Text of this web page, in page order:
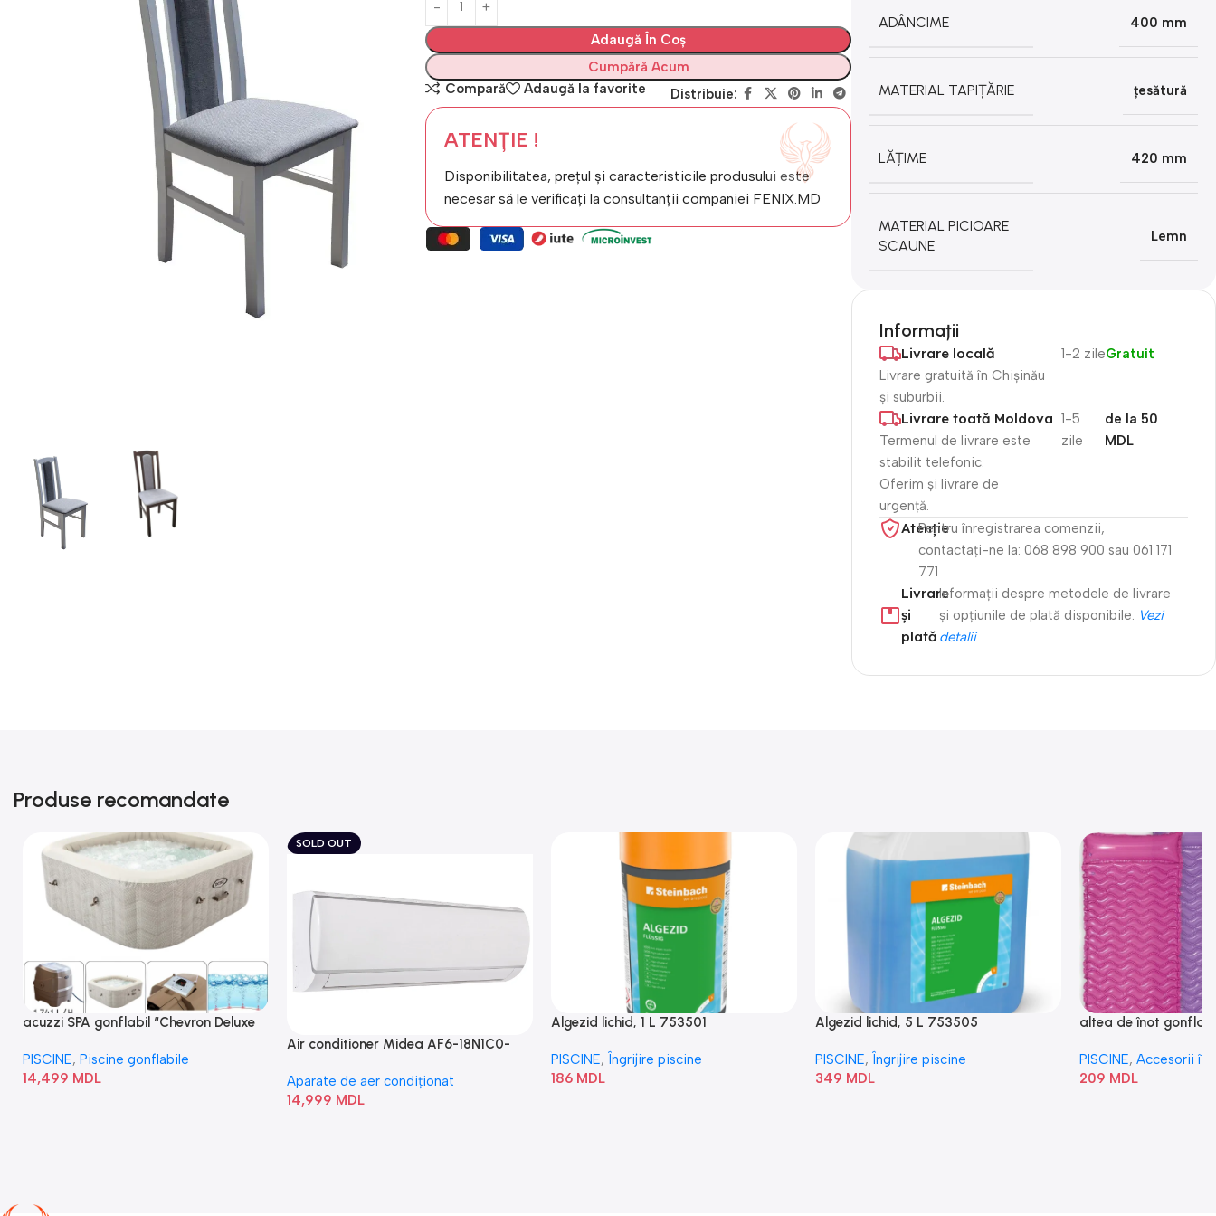
Adaugă În Coș
Cumpără Acum
Compară
Adaugă la favorite Distribuie:
ATENȚIE !
Disponibilitatea, prețul și caracteristicile produsului este
necesar să le verificați la consultanții companiei FENIX.MD
ADÂNCIME 400 mm
MATERIAL TAPIȚĂRIE țesătură
LĂȚIME 420 mm
MATERIAL PICIOARE
SCAUNE
Lemn
Informații
Livrare locală
Livrare gratuită în Chișinău
și suburbii.
1-2 zileGratuit
Livrare toată Moldova
Termenul de livrare este
stabilit telefonic.
Oferim și livrare de
urgență.
1-5
zile
de la 50
MDL
Atenție​
Pentru înregistrarea comenzii,
contactați-ne la: 068 898 900 sau 061 171
771
Livrare
și
plată
Informații despre metodele de livrare
și opțiunile de plată disponibile.
Vezi
detalii
Produse recomandate
acuzzi SPA gonflabil “Chevron Deluxe
PISCINE, Piscine gonflabile
14,499 MDL
SOLD OUT
Air conditioner Midea AF6-18N1C0-
Aparate de aer condiționat
14,999 MDL
Algezid lichid, 1 L 753501
PISCINE, Îngrijire piscine
186 MDL
Algezid lichid, 5 L 753505
PISCINE, Îngrijire piscine
349 MDL
altea de înot
PISCINE, Accesorii
209 MDL